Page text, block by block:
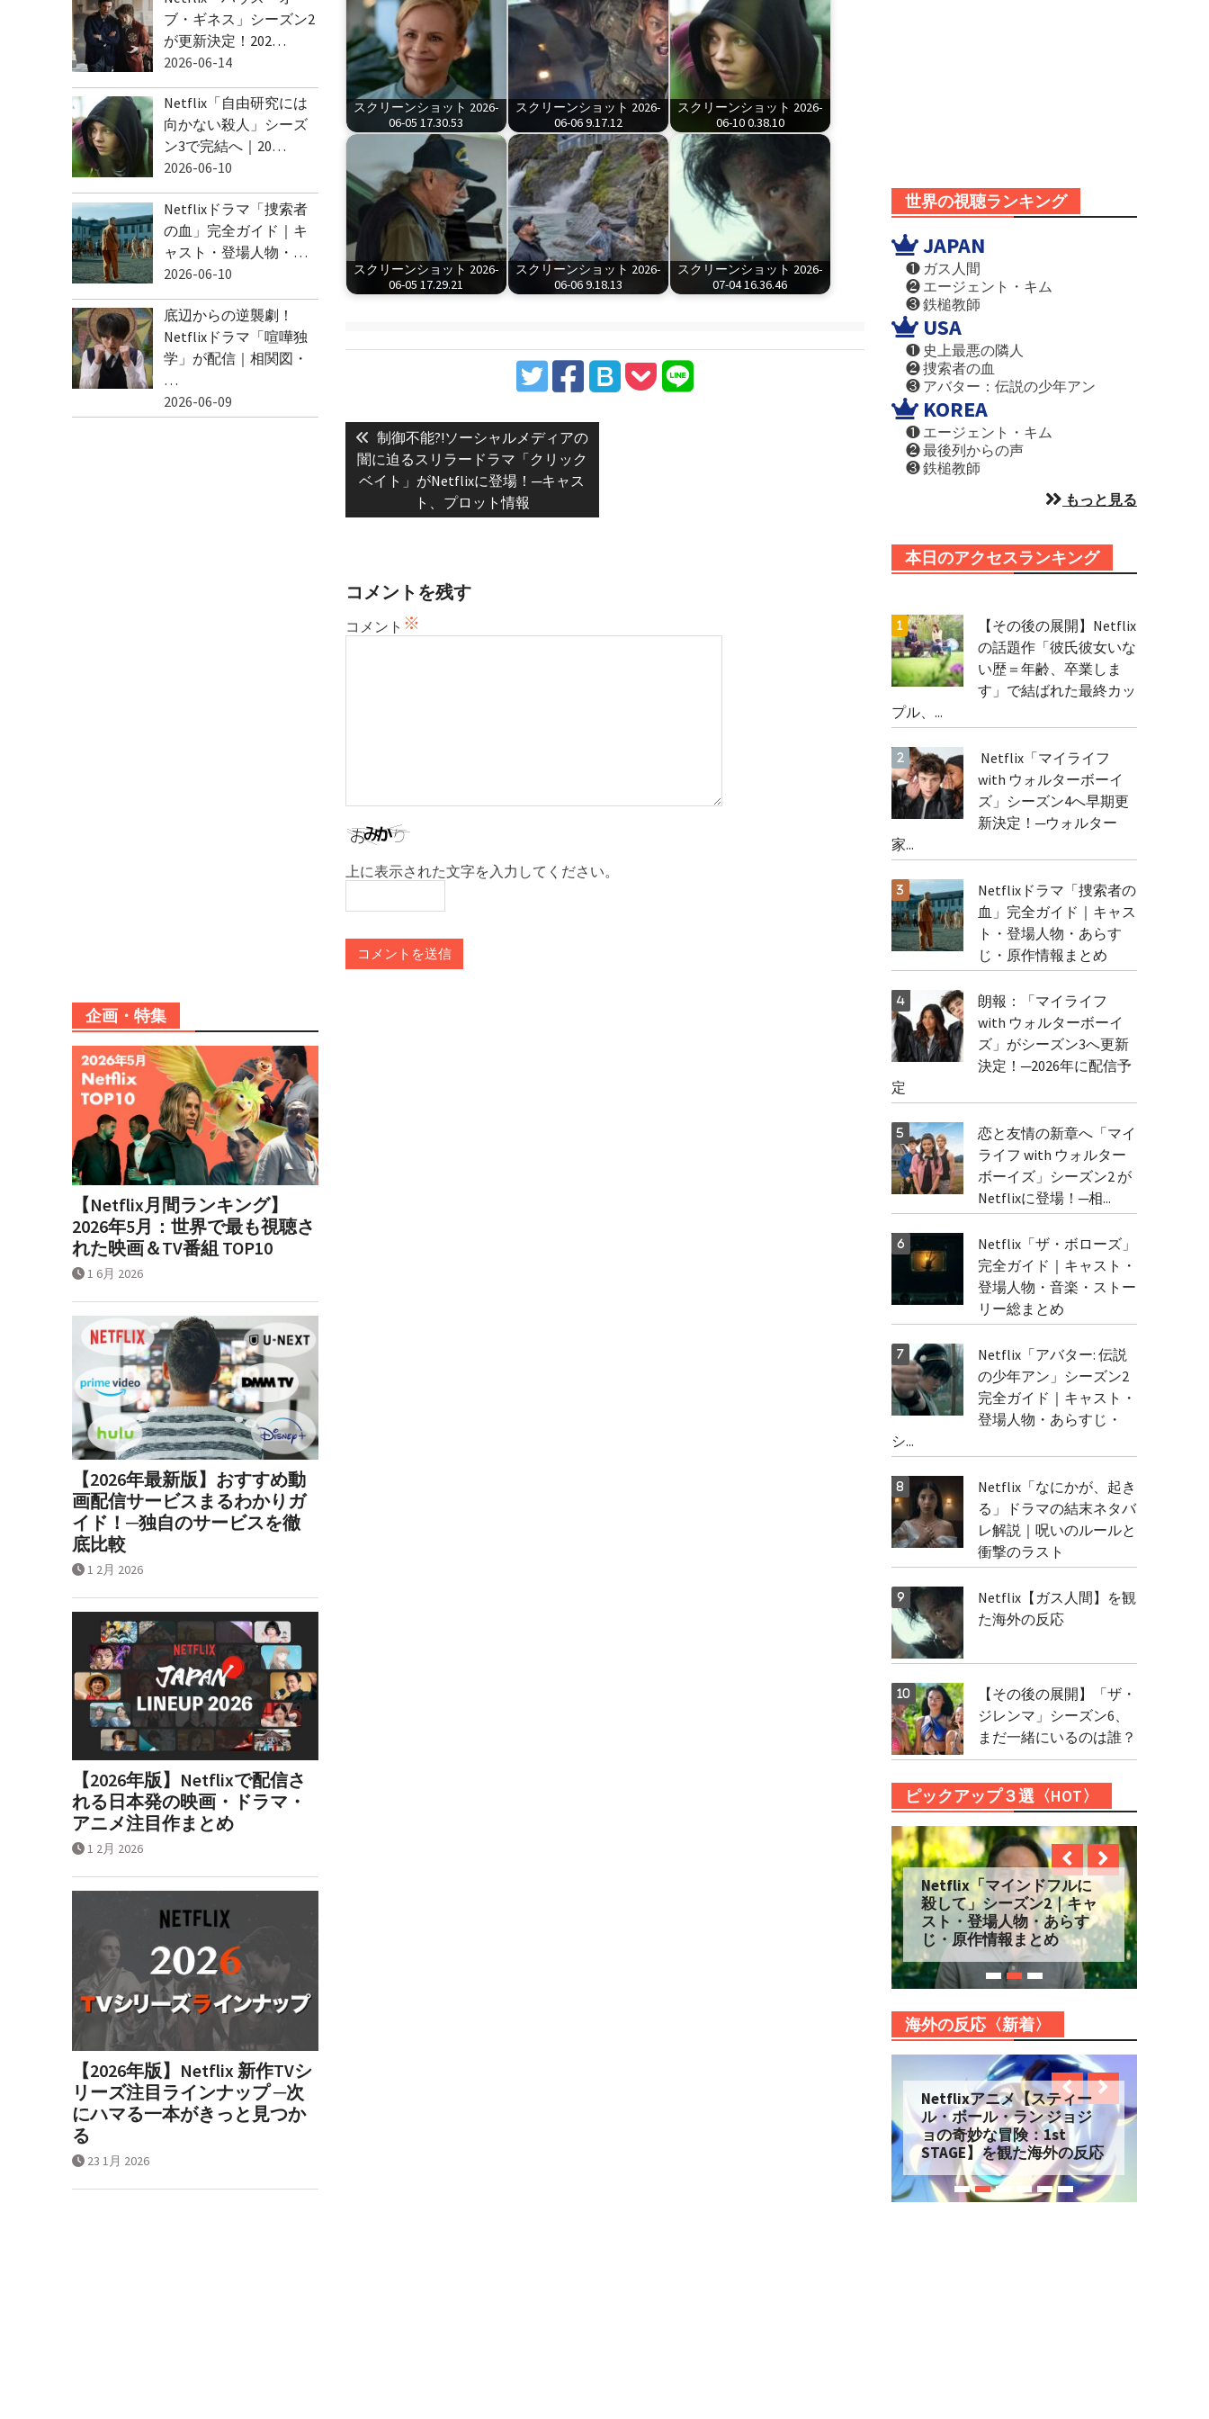
スクリーンショット 2026-
06-05 17.30.53
スクリーンショット 2026-
06-06 9.17.12
スクリーンショット 2026-
06-10 0.38.10
スクリーンショット 2026-
06-05 17.29.21
スクリーンショット 2026-
06-06 9.18.13
スクリーンショット 2026-
07-04 16.36.46
投
稿
ナ
ビ
ゲ
ョ
ン
Previous
post:
制御不能?!ソーシャルメディアの
闇に迫るスリラードラマ「クリック
ベイト」がNetflixに登場！─キャス
ト、プロット情報
コメントを残す
コメント ※
上に表示された文字を入力してください。
世界の視聴ランキング
JAPAN
❶ ガス人間
❷ エージェント・キム
❸ 鉄槌教師
USA
❶ 史上最悪の隣人
❷ 捜索者の血
❸ アバター：伝説の少年アン
KOREA
❶ エージェント・キム
❷ 最後列からの声
❸ 鉄槌教師
もっと見る
本日のアクセスランキング
【その後の展開】Netflix
の話題作「彼氏彼女いな
い歴＝年齢、卒業しま
す」で結ばれた最終カッ
プル、...
Netflix「マイライフ
with ウォルターボーイ
ズ」シーズン4へ早期更
新決定！─ウォルター
家...
Netflixドラマ「捜索者の
血」完全ガイド｜キャス
ト・登場人物・あらす
じ・原作情報まとめ
朗報：「マイライフ
with ウォルターボーイ
ズ」がシーズン3へ更新
決定！─2026年に配信予
定
恋と友情の新章へ「マイ
ライフ with ウォルター
ボーイズ」シーズン2 が
Netflixに登場！─相...
Netflix「ザ・ボローズ」
完全ガイド｜キャスト・
登場人物・音楽・ストー
リー総まとめ
Netflix「アバター: 伝説
の少年アン」シーズン2
完全ガイド｜キャスト・
登場人物・あらすじ・
シ...
Netflix「なにかが、起き
る」ドラマの結末ネタバ
レ解説｜呪いのルールと
衝撃のラスト
Netflix【ガス人間】を観
た海外の反応
【その後の展開】「ザ・
ジレンマ」シーズン6、
まだ一緒にいるのは誰？
ピックアップ３選〈HOT〉
Netflix「マインドフルに
殺して」シーズン2｜キャ
スト・登場人物・あらす
じ・原作情報まとめ
海外の反応〈新着〉
Netflixアニメ【スティー
ル・ボール・ラン ジョジ
ョの奇妙な冒険：1st
STAGE】を観た海外の反応
ブ・ギネス」シーズン2
が更新決定！202…
2026-06-14
Netflix「自由研究には
向かない殺人」シーズ
ン3で完結へ｜20…
2026-06-10
Netflixドラマ「捜索者
の血」完全ガイド｜キ
ャスト・登場人物・…
2026-06-10
底辺からの逆襲劇！
Netflixドラマ「喧嘩独
学」が配信｜相関図・
…
2026-06-09
企画・特集
【Netflix月間ランキング】
2026年5月：世界で最も視聴さ
れた映画＆TV番組 TOP10
1 6月 2026
【2026年最新版】おすすめ動
画配信サービスまるわかりガ
イド！─独自のサービスを徹
底比較
1 2月 2026
【2026年版】Netflixで配信さ
れる日本発の映画・ドラマ・
アニメ注目作まとめ
1 2月 2026
【2026年版】Netflix 新作TVシ
リーズ注目ラインナップ ─次
にハマる一本がきっと見つか
る
23 1月 2026